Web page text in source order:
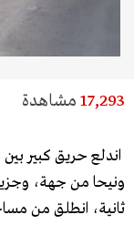
17,293 مشاهدة
اندلع حريق كبير بين
ونيحا من جهة،
ثانية، انطلق من